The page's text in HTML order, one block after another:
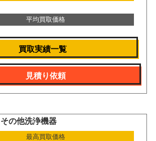
平均買取価格
買取実績一覧
見積り依頼
その他洗浄機器
最高買取価格